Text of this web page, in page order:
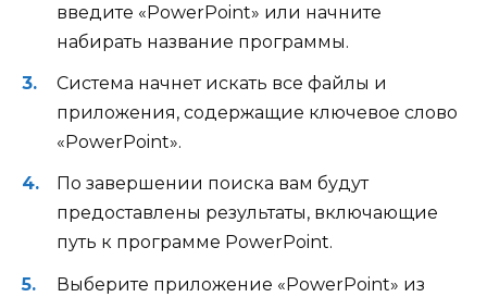
введите «PowerPoint» или начните
набирать название программы.
Система начнет искать все файлы и
приложения, содержащие ключевое слово
«PowerPoint».
По завершении поиска вам будут
предоставлены результаты, включающие
путь к программе PowerPoint.
Выберите приложение «PowerPoint» из